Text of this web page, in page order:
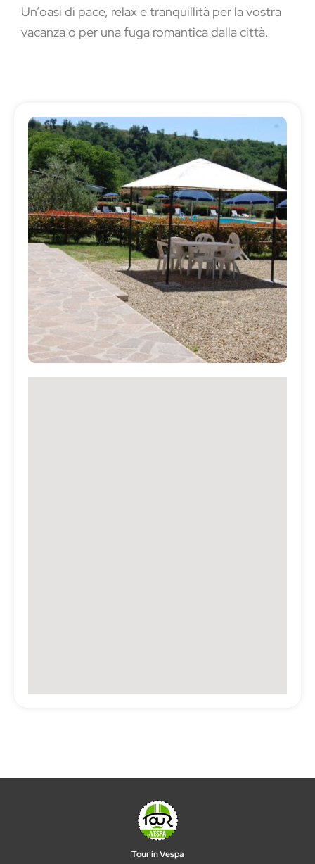
Un’oasi di pace, relax e tranquillità per la vostra
vacanza o per una fuga romantica dalla città.
Tour in Vespa